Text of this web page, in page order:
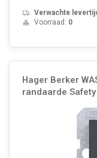
Verwachte
Voorraad: 0
Hager Berker
randaarde